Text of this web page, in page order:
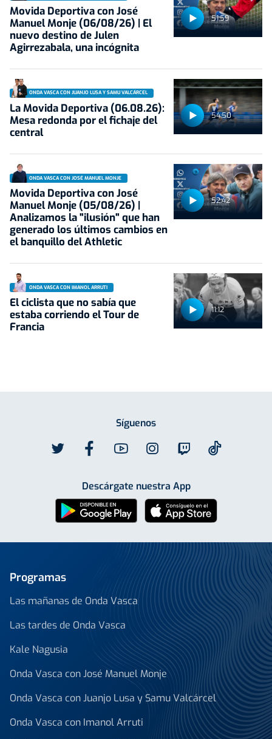
51:59
Movida Deportiva con José
Manuel Monje (06/08/26) | El
nuevo destino de Julen
Agirrezabala, una incógnita
54:50
ONDA VASCA CON JUANJO LUSA Y SAMU VALCÁRCEL
La Movida Deportiva (06.08.26):
Mesa redonda por el fichaje del
central
52:42
ONDA VASCA CON JOSÉ MANUEL MONJE
Movida Deportiva con José
Manuel Monje (05/08/26) |
Analizamos la "ilusión" que han
generado los últimos cambios en
el banquillo del Athletic
11:12
ONDA VASCA CON IMANOL ARRUTI
El ciclista que no sabía que
estaba corriendo el Tour de
Francia
Síguenos
Descárgate nuestra App
Programas
Las mañanas de Onda Vasca
Las tardes de Onda Vasca
Kale Nagusia
Onda Vasca con José Manuel Monje
Onda Vasca con Juanjo Lusa y Samu Valcárcel
Onda Vasca con Imanol Arruti